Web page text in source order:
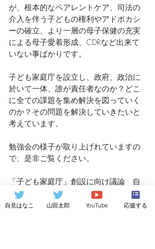
が、根本的なペアレントケア、司法の
介入を伴う子どもの権利やアドボカシ
ーの確立、より一層の母子保健の充実
による母子愛着形成、CDRなど出来て
いない事ばかりです。
子ども家庭庁を設立し、政府、政治に
於いて一体、誰が責任者なのか？どこ
に全ての課題を集め解決を図っていく
のか？その問題を解決していきたいと
考えています。
勉強会の様子が取り上げれていますの
で、是非ご覧ください。
「子ども家庭庁」創設に向け議論　自
民党
https://news.tv-
自見はなこ 山田太郎 YouTube 応援する